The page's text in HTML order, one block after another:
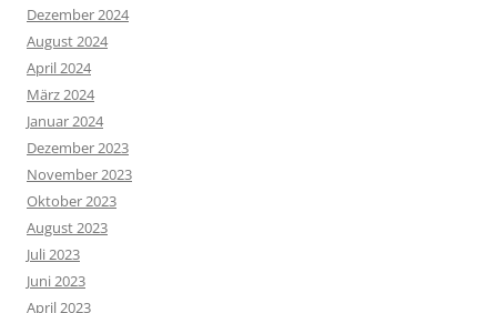
Dezember 2024
August 2024
April 2024
März 2024
Januar 2024
Dezember 2023
November 2023
Oktober 2023
August 2023
Juli 2023
Juni 2023
April 2023